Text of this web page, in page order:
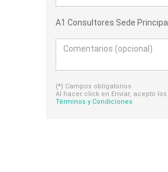
A1 Consultores Sede Principal
(*) Campos obligatorios
Al hacer click en Enviar, acepto los
Términos y Condiciones